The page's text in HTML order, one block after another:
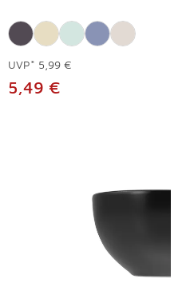
UVP* 5,99 €
5,49 €